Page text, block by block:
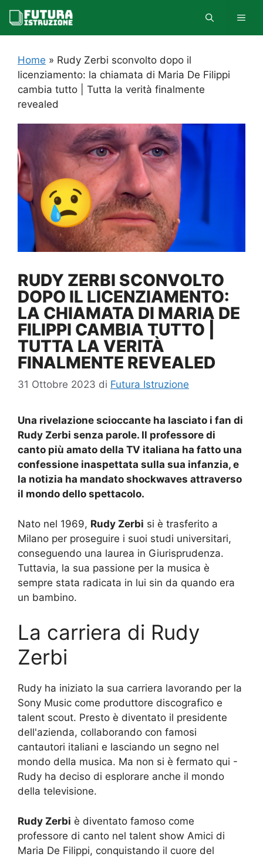
contenuto
Home » Rudy Zerbi sconvolto dopo il
licenziamento: la chiamata di Maria De Filippi
cambia tutto | Tutta la verità finalmente
revealed
RUDY ZERBI SCONVOLTO
DOPO IL LICENZIAMENTO:
LA CHIAMATA DI MARIA DE
FILIPPI CAMBIA TUTTO |
TUTTA LA VERITÀ
FINALMENTE REVEALED
31 Ottobre 2023 di Futura Istruzione
Una rivelazione scioccante ha lasciato i fan di
Rudy Zerbi senza parole. Il professore di
canto più amato della TV italiana ha fatto una
confessione inaspettata sulla sua infanzia, e
la notizia ha mandato shockwaves attraverso
il mondo dello spettacolo.
Nato nel 1969, Rudy Zerbi si è trasferito a
Milano per proseguire i suoi studi universitari,
conseguendo una laurea in Giurisprudenza.
Tuttavia, la sua passione per la musica è
sempre stata radicata in lui sin da quando era
un bambino.
La carriera di Rudy
Zerbi
Rudy ha iniziato la sua carriera lavorando per la
Sony Music come produttore discografico e
talent scout. Presto è diventato il presidente
dell'azienda, collaborando con famosi
cantautori italiani e lasciando un segno nel
mondo della musica. Ma non si è fermato qui -
Rudy ha deciso di esplorare anche il mondo
della televisione.
Rudy Zerbi è diventato famoso come
professore di canto nel talent show Amici di
Maria De Filippi, conquistando il cuore del